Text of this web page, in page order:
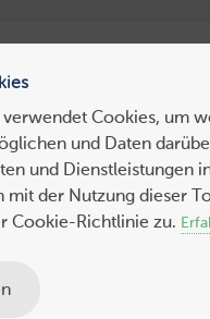
Hosting
Tipps Business
verwendet Cookies, um
und Daten
und Dienstleistungen
mit der Nutzung dieser
Cookie-Richtlinie zu.